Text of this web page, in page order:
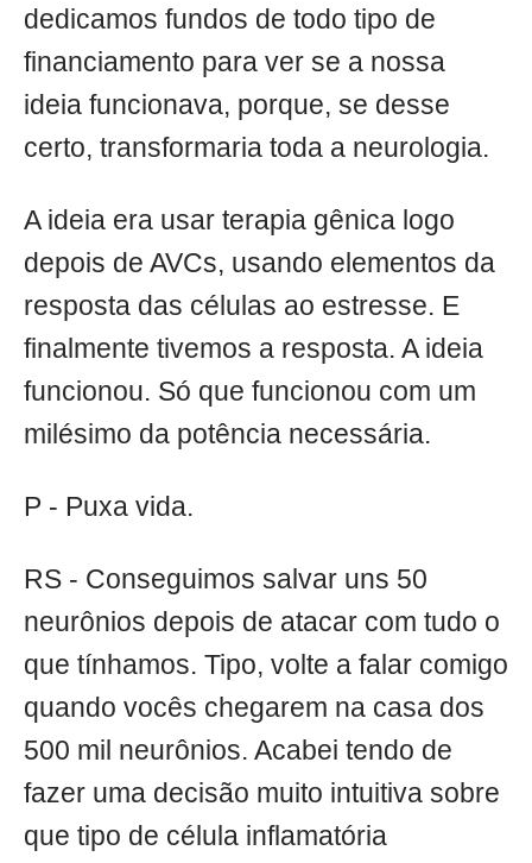
dedicamos fundos de todo tipo de
financiamento para ver se a nossa
ideia funcionava, porque, se desse
certo, transformaria toda a neurologia.
A ideia era usar terapia gênica logo
depois de AVCs, usando elementos da
resposta das células ao estresse. E
finalmente tivemos a resposta. A ideia
funcionou. Só que funcionou com um
milésimo da potência necessária.
P - Puxa vida.
RS - Conseguimos salvar uns 50
neurônios depois de atacar com tudo o
que tínhamos. Tipo, volte a falar comigo
quando vocês chegarem na casa dos
500 mil neurônios. Acabei tendo de
fazer uma decisão muito intuitiva sobre
que tipo de célula inflamatória